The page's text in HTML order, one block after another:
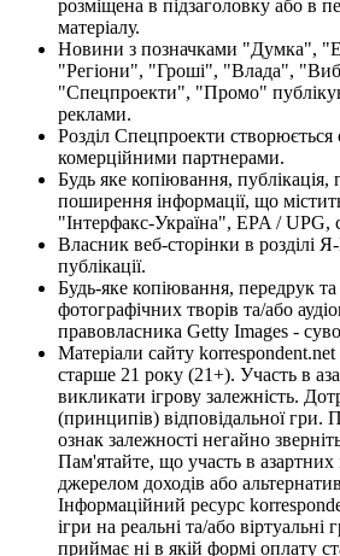
розміщена в підзаголовку або в
матеріалу.
Новини з позначками "Думка",
"Регіони", "Гроші", "Влада",
"Спецпроекти", "Промо"
реклами.
Розділ Спецпроекти створюється
комерційними партнерами.
Будь яке копіювання,
поширення інформації, що
"Інтерфакс-Україна", EPA / UPG,
Власник веб-сторінки в розділі
публікації.
Будь-яке копіювання, передрук та
фотографічних творів та/або
правовласника Getty Images -
Матеріали сайту korrespondent.net
старше 21 року (21+). Участь в
викликати ігрову залежність.
(принципів) відповідальної
ознак залежності негайно
Пам'ятайте, що участь в азартних
джерелом доходів або
Інформаційний ресурс
ігри на реальні та/або віртуальні
приймає ні в якій формі оплату